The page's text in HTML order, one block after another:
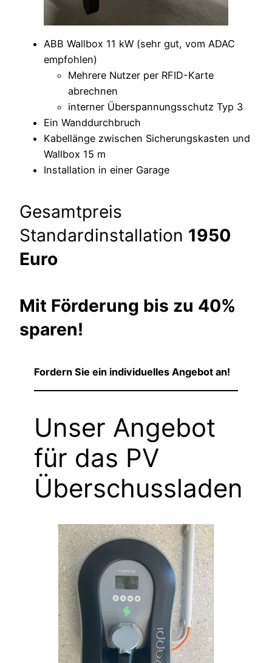
ABB Wallbox 11 kW (sehr gut, vom ADAC
empfohlen)
Mehrere Nutzer per RFID-Karte
abrechnen
interner Überspannungsschutz Typ 3
Ein Wanddurchbruch
Kabellänge zwischen Sicherungskasten und
Wallbox 15 m
Installation in einer Garage
Gesamtpreis
Standardinstallation 1950
Euro
Mit Förderung bis zu 40%
sparen!
Fordern Sie ein individuelles Angebot an!
Unser Angebot
für das PV
Überschussladen